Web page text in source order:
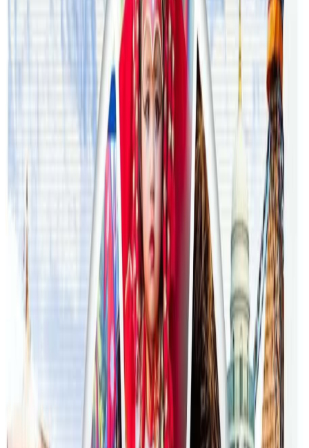
थापाथलीबाट अष्ट्रेलियाका घरको डिजाइन
२०२६ जुलाई २७
अष्ट्रेलियामा मन्त्रालयका कर्मचारीले भ्रष्टाचार गरेको
भेटिएपछि शिक्षा मन्त्रीले दिइन् राजीनामा
अन्तर्राष्ट्रिय विद्यार्थी आकर्षित गर्न भिक्टोरियाले बनायो
नयाँ रणनीति
२०२६ जुलाई २३
फिफा विश्वकपमा अस्ट्रेलियाको टोलीका लागि
रणनीति बनाउने नेपाली युवा
२०२६ जुलाई २३
एनपिएल अष्ट्रेलियाको पाँचौं संस्करणमा कृष्ण कार्की
सबैभन्दा महँगा खेलाडी
२०२६ जुलाई १९